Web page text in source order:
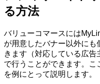
る方法
バリューコマースには
が用意したバナー以外に
きます（対応している広
で行うことができます。こ
を例にとって説明します。